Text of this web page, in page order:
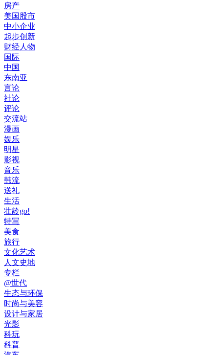
房产
美国股市
中小企业
起步创新
财经人物
国际
中国
东南亚
言论
社论
评论
交流站
漫画
娱乐
明星
影视
音乐
韩流
送礼
生活
壮龄go!
特写
美食
旅行
文化艺术
人文史地
专栏
@世代
生态与环保
时尚与美容
设计与家居
光影
科玩
科普